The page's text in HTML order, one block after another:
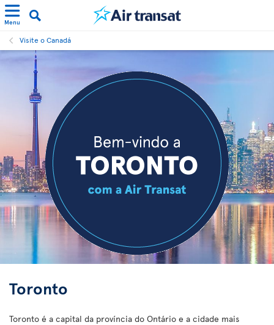
Menu
Visite o Canadá
Toronto
Toronto é a capital da província do Ontário e a cidade mais